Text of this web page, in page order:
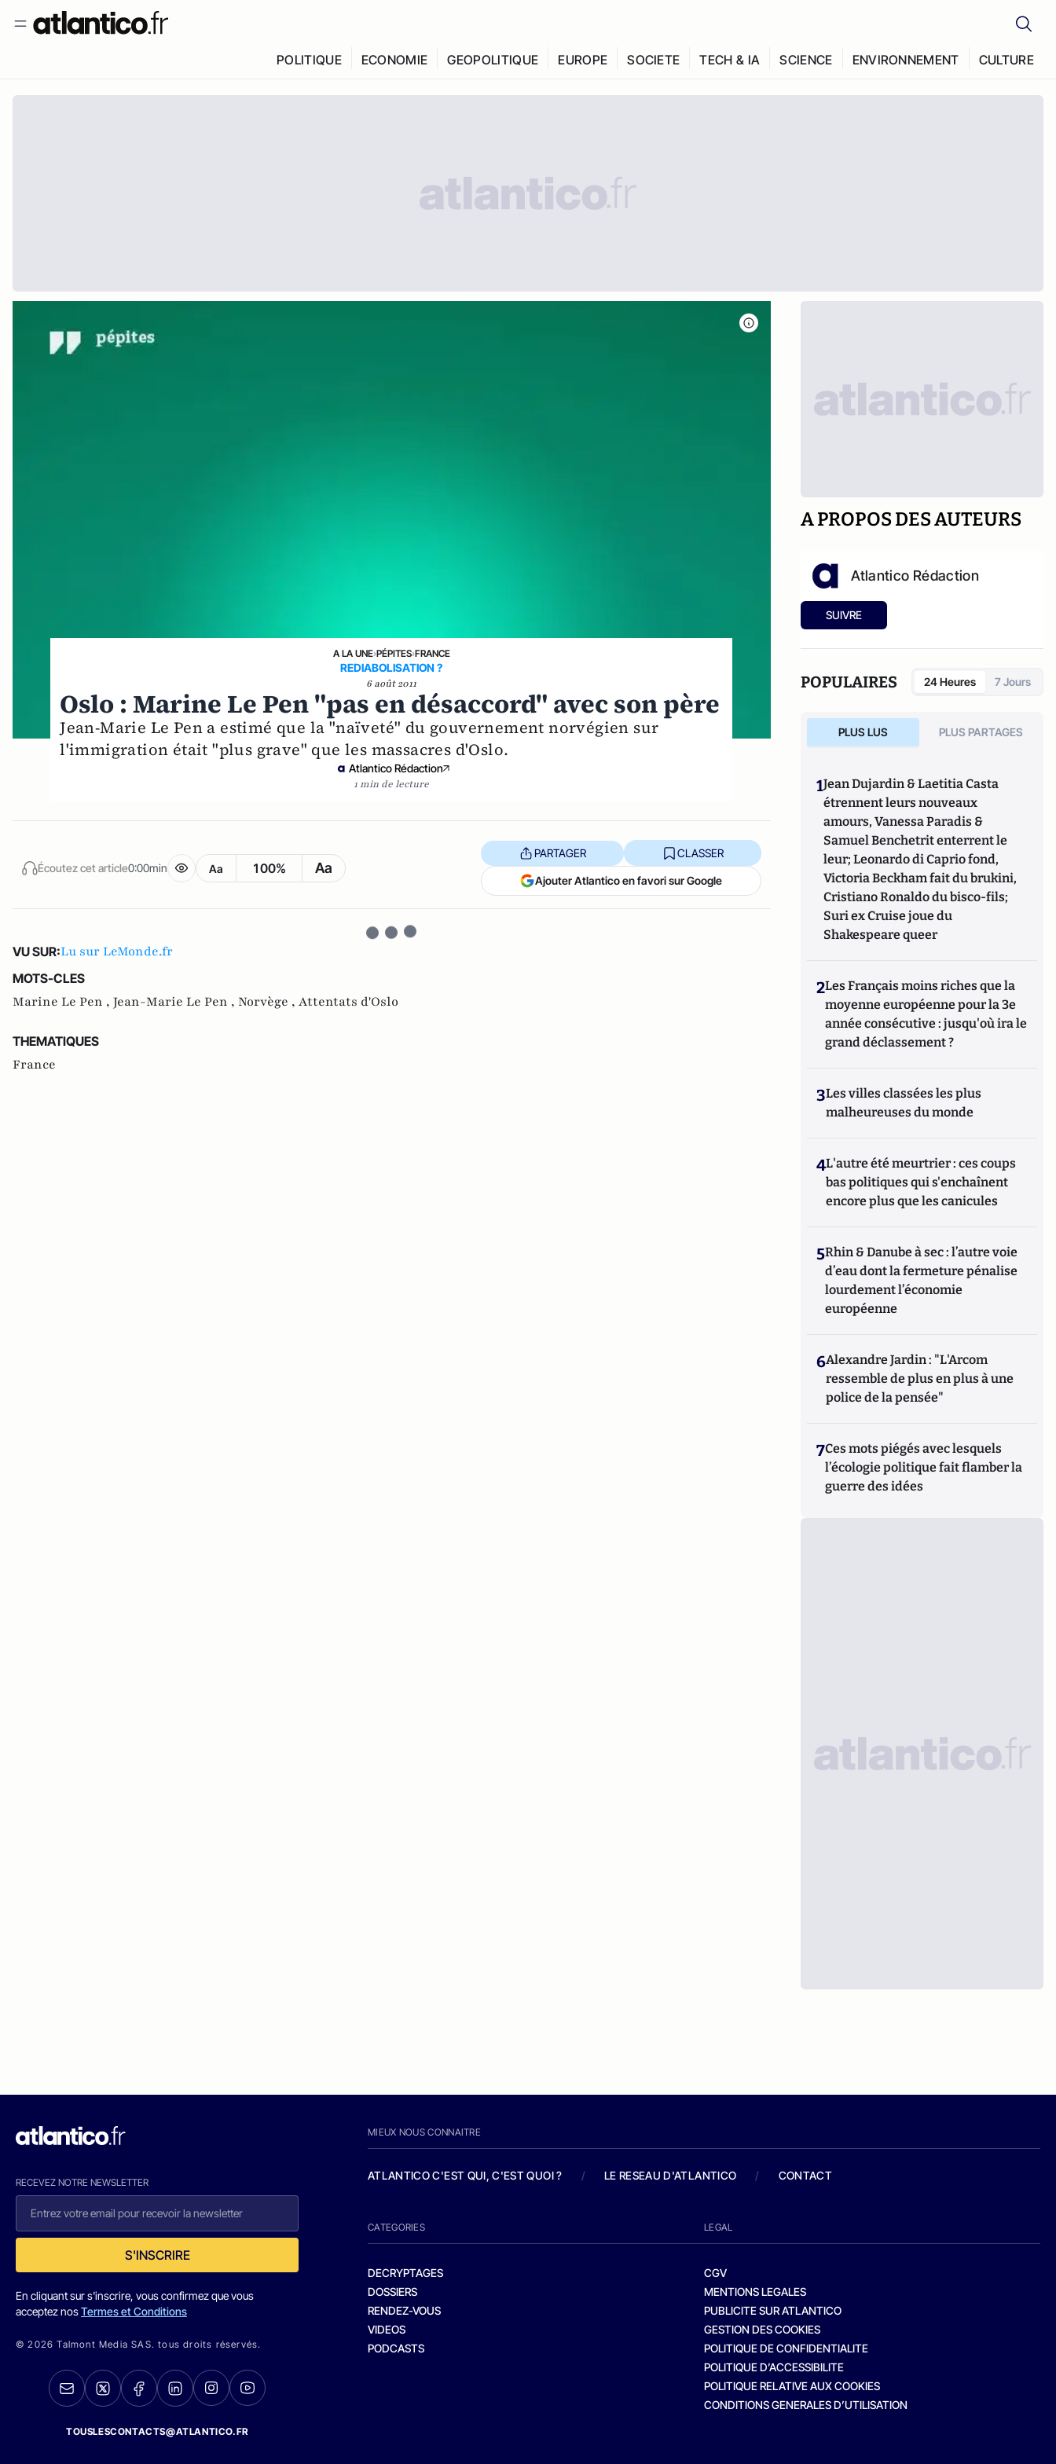
POLITIQUE ECONOMIE GEOPOLITIQUE EUROPE SOCIETE TECH & IA SCIENCE ENVIRONNEMENT CULTURE
A LA UNE›PÉPITES›FRANCE
REDIABOLISATION ?
6 août 2011
Oslo : Marine Le Pen "pas en désaccord" avec son père
Jean-Marie Le Pen a estimé que la "naïveté" du gouvernement norvégien sur
l'immigration était "plus grave" que les massacres d'Oslo.
Atlantico Rédaction
1 min de lecture
Écoutez cet article0:00min Aa 100% Aa
PARTAGER CLASSER
Ajouter Atlantico en favori sur Google
VU SUR:Lu sur LeMonde.fr
MOTS-CLES
Marine Le Pen , Jean-Marie Le Pen , Norvège , Attentats d'Oslo
THEMATIQUES
France
A PROPOS DES AUTEURS
Atlantico Rédaction
SUIVRE
POPULAIRES 24 Heures 7 Jours
PLUS LUS PLUS PARTAGES
1Jean Dujardin & Laetitia Casta
étrennent leurs nouveaux
amours, Vanessa Paradis &
Samuel Benchetrit enterrent le
leur; Leonardo di Caprio fond,
Victoria Beckham fait du brukini,
Cristiano Ronaldo du bisco-fils;
Suri ex Cruise joue du
Shakespeare queer
2Les Français moins riches que la
moyenne européenne pour la 3e
année consécutive : jusqu'où ira le
grand déclassement ?
3Les villes classées les plus
malheureuses du monde
4L'autre été meurtrier : ces coups
bas politiques qui s'enchaînent
encore plus que les canicules
5Rhin & Danube à sec : l’autre voie
d’eau dont la fermeture pénalise
lourdement l’économie
européenne
6Alexandre Jardin : "L'Arcom
ressemble de plus en plus à une
police de la pensée"
7Ces mots piégés avec lesquels
l’écologie politique fait flamber la
guerre des idées
RECEVEZ NOTRE NEWSLETTER
S'INSCRIRE
En cliquant sur s'inscrire, vous confirmez que vous
acceptez nosTermes et Conditions
© 2026 Talmont Media SAS. tous droits réservés.
TOUSLESCONTACTS@ATLANTICO.FR
MIEUX NOUS CONNAITRE
ATLANTICO C'EST QUI, C'EST QUOI ? / LE RESEAU D'ATLANTICO / CONTACT
CATEGORIES
DECRYPTAGES
DOSSIERS
RENDEZ-VOUS
VIDEOS
PODCASTS
LEGAL
CGV
MENTIONS LEGALES
PUBLICITE SUR ATLANTICO
GESTION DES COOKIES
POLITIQUE DE CONFIDENTIALITE
POLITIQUE D’ACCESSIBILITE
POLITIQUE RELATIVE AUX COOKIES
CONDITIONS GENERALES D’UTILISATION